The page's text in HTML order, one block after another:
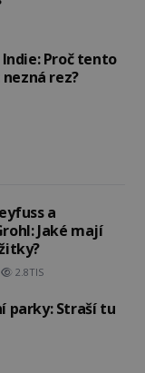
Proč tento
rez?
a
Jaké mají
2.8TIS
parky: Straší tu